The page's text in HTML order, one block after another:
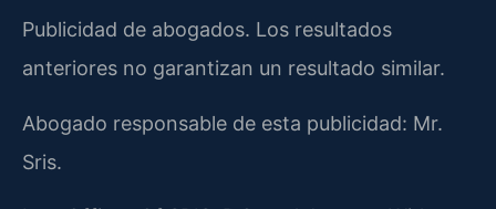
Publicidad de abogados. Los resultados
anteriores no garantizan un resultado similar.
Abogado responsable de esta publicidad: Mr.
Sris.